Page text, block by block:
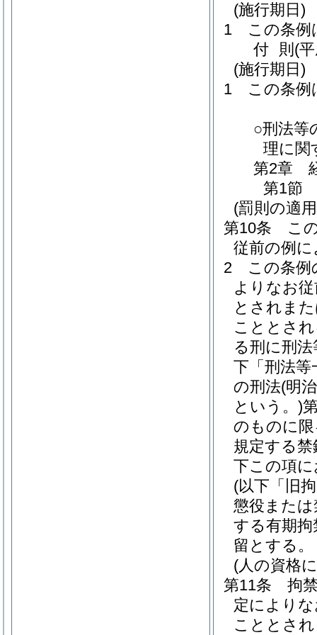
(施行期日)
1
この条例
付 則 (
(施行期日)
1
この条例
○刑法等
理に関
第2章
第1節
(罰則の適
第10条
こ
従前の例
2
この条例
よりなお
とされま
こととさ
る刑に刑
下「刑法等
の刑法(明
という。)
のものに
規定する禁
下この項
(以下「旧
懲役また
する有期
留とする。
(人の資格
第11条
拘
定により
こととさ